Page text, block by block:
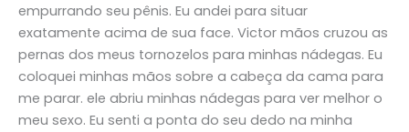
empurrando seu pênis. Eu andei para situar
exatamente acima de sua face. Victor mãos cruzou as
pernas dos meus tornozelos para minhas nádegas. Eu
coloquei minhas mãos sobre a cabeça da cama para
me parar. ele abriu minhas nádegas para ver melhor o
meu sexo. Eu senti a ponta do seu dedo na minha